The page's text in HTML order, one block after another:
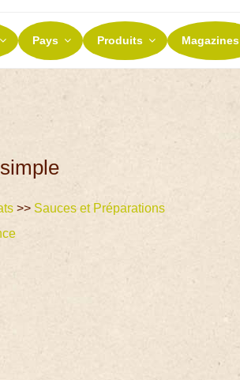
ET TERROIRS
terroirs
Pays Produits Magazines
>> Sauces et Préparations